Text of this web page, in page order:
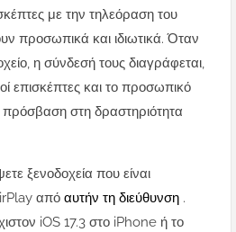
με την τηλεόραση του
προσωπικά και ιδιωτικά. Όταν
η σύνδεσή τους διαγράφεται,
επισκέπτες και το προσωπικό
στη δραστηριότητα
ξενοδοχεία που είναι
από αυτήν τη διεύθυνση .
iOS 17.3 στο iPhone ή το